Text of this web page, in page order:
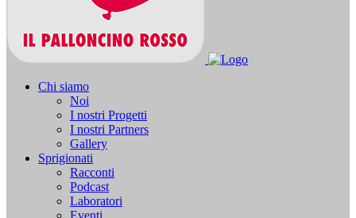
Chi siamo
Noi
I nostri Progetti
I nostri Partners
Gallery
Sprigionati
Racconti
Podcast
Laboratori
Eventi